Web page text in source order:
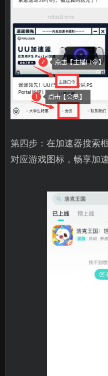
第四步：在加速器搜索
对应游戏图标，畅享加速